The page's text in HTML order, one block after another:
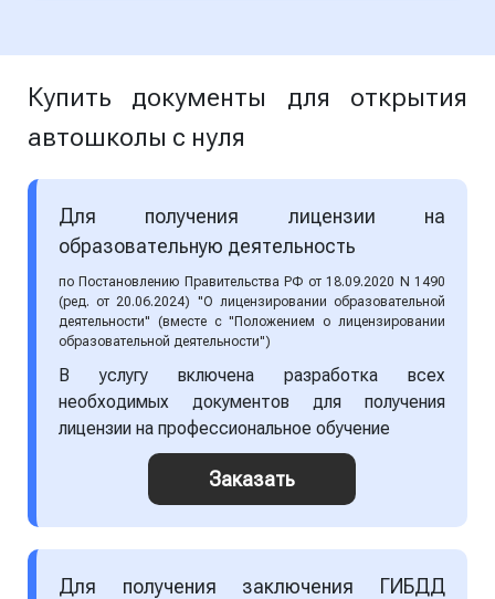
Купить документы для открытия
автошколы с нуля
Для получения лицензии на
образовательную деятельность
по Постановлению Правительства РФ от 18.09.2020 N 1490
(ред. от 20.06.2024) "О лицензировании образовательной
деятельности" (вместе с "Положением о лицензировании
образовательной деятельности")
В услугу включена разработка всех
необходимых документов для получения
лицензии на профессиональное обучение
Заказать
Для получения заключения ГИБДД